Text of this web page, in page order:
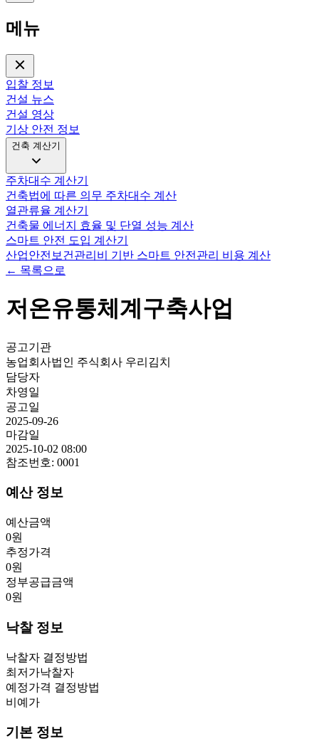
메뉴
입찰 정보
건설 뉴스
건설 영상
기상 안전 정보
건축 계산기
주차대수 계산기
건축법에 따른 의무 주차대수 계산
열관류율 계산기
건축물 에너지 효율 및 단열 성능 계산
스마트 안전 도입 계산기
산업안전보건관리비 기반 스마트 안전관리 비용 계산
← 목록으로
저온유통체계구축사업
공고기관
농업회사법인 주식회사 우리김치
담당자
차영일
공고일
2025-09-26
마감일
2025-10-02 08:00
참조번호: 0001
예산 정보
예산금액
0원
추정가격
0원
정부공급금액
0원
낙찰 정보
낙찰자 결정방법
최저가낙찰자
예정가격 결정방법
비예가
기본 정보